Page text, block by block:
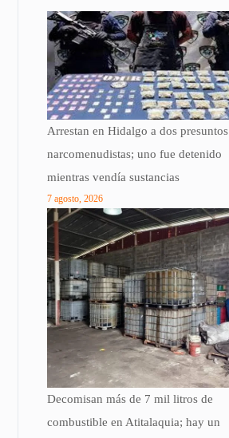
Arrestan en Hidalgo a dos presuntos
narcomenudistas; uno fue detenido
mientras vendía sustancias
7 agosto, 2026
Decomisan más de 7 mil litros de
combustible en Atitalaquia; hay un